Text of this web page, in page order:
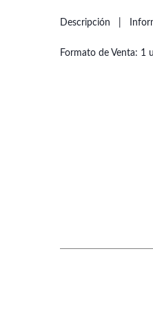
Descripción
Formato de Venta: 1